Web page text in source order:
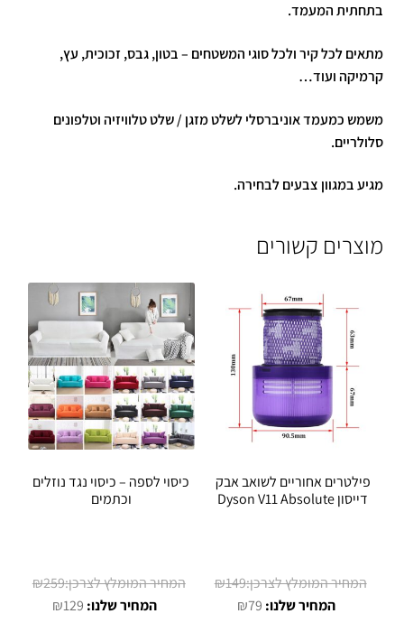
בתחתית המעמד.
מתאים לכל קיר ולכל סוגי המשטחים – בטון, גבס, זכוכית, עץ,
קרמיקה ועוד…
משמש כמעמד אוניברסלי לשלט מזגן / שלט טלוויזיה וטלפונים
סלולריים.
מגיע במגוון צבעים לבחירה.
מוצרים קשורים
פילטרים אחוריים לשואב אבק
דייסון Dyson V11 Absolute
₪149 המחיר
₪79
כיסוי לספה – כיסוי נגד נוזלים
וכתמים
₪259
₪129